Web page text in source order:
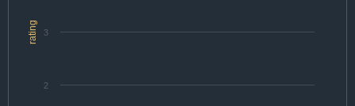
rating
2
3